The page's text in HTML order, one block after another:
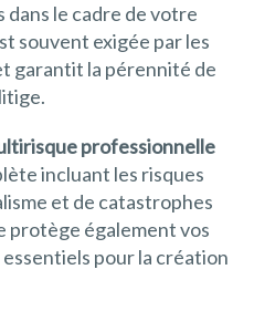
dans le cadre de votre
souvent exigée par les
garantit la pérennité de
professionnelle
incluant les risques
et de catastrophes
protège également vos
essentiels pour la création